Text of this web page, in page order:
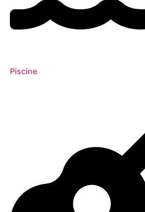
Piscine